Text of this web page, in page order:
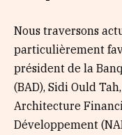
Nous traversons
particulièrement
président de la
(BAD), Sidi Ould
Architecture
Développement